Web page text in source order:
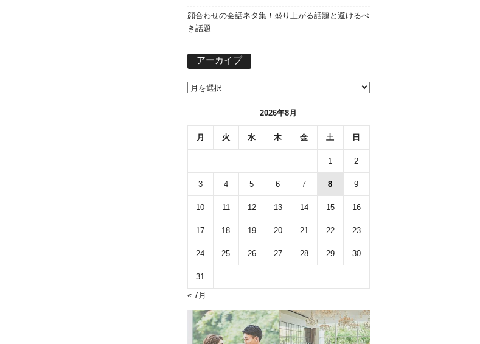
顔合わせの会話ネタ集！盛り上がる話題と避けるべ
き話題
アーカイブ
2026年8月
月 火 水 木 金 土 日
1 2
3 4 5 6 7 8 9
10 11 12 13 14 15 16
17 18 19 20 21 22 23
24 25 26 27 28 29 30
31
« 7月